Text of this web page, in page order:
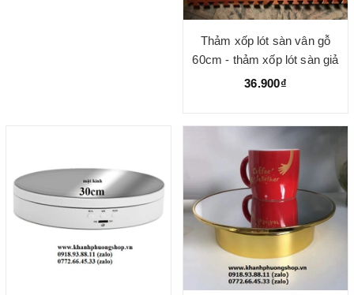
Thảm xốp lót sàn vân gỗ
60cm - thảm xốp lót sàn giả
gỗ size 60cm
36.900₫